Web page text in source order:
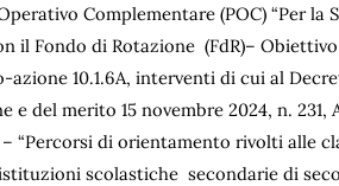
Complementare (POC) “Per la
il Fondo di Rotazione (FdR)– Obiettivo
azione 10.1.6A, interventi di cui al
e del merito 15 novembre 2024, n. 231,
“Percorsi di orientamento rivolti alle
scolastiche secondarie di